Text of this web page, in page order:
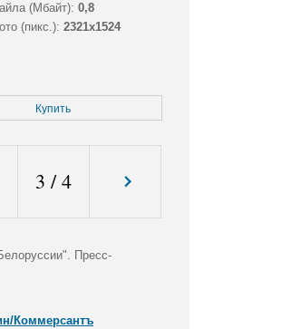
(Мбайт): 0,8
(пикс.): 2321x1524
Купить
3 /4
Пресс-
Коммерсантъ